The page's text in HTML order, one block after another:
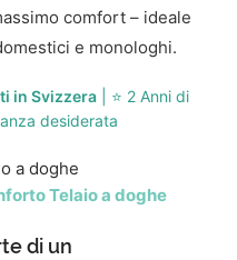
comfort – ideale
e monologhi.
in Svizzera | ⭐ 2 Anni di
desiderata
a doghe
Telaio a doghe
di un